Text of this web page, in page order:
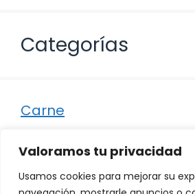
Valoramos tu privacidad
Usamos cookies para mejorar su
Categorías
Carne
Otro